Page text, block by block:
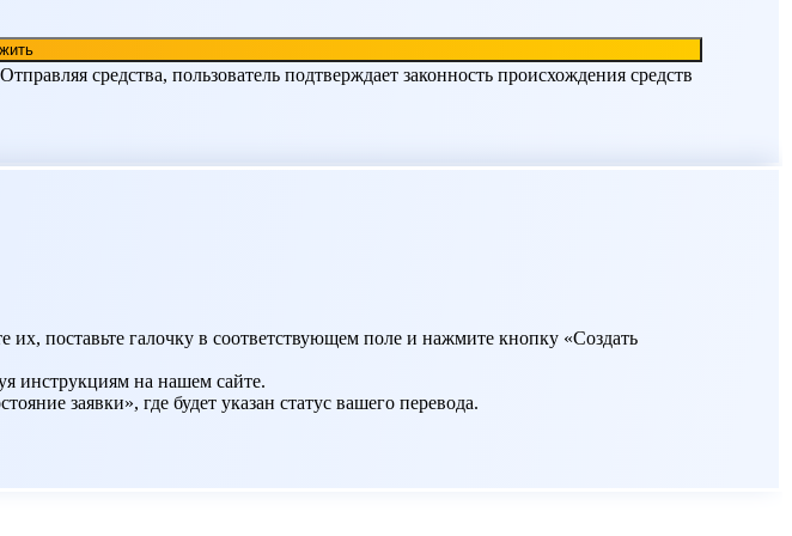
Отправляя средства, пользователь подтверждает законность происхождения средств
поставьте галочку в соответствующем поле и нажмите кнопку «Создать
инструкциям на нашем сайте.
заявки», где будет указан статус вашего перевода.